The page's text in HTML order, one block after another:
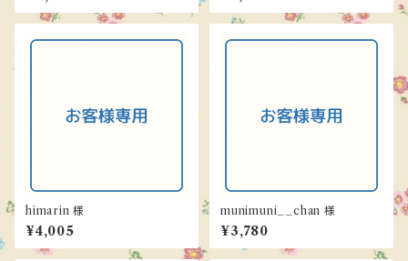
himarin 様
¥4,005
munimuni__chan 様
¥3,780